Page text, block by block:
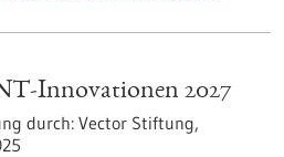
Innovationen 2027
durch: Vector Stiftung,